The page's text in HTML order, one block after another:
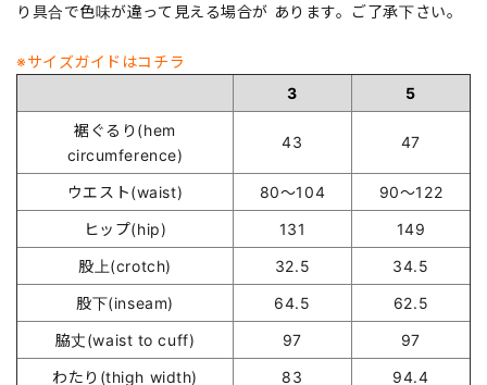
り具合で色味が違って見える場合が あります。ご了承下さい。
※サイズガイドはコチラ
3
5
裾ぐるり(hem
circumference)
43 47
ウエスト(waist) 80～104
90～122
ヒップ(hip)
131
149
股上(crotch)
32.5
34.5
股下(inseam)
64.5
62.5
脇丈(waist to cuff)
97
97
わたり(thigh width)
83 94.4